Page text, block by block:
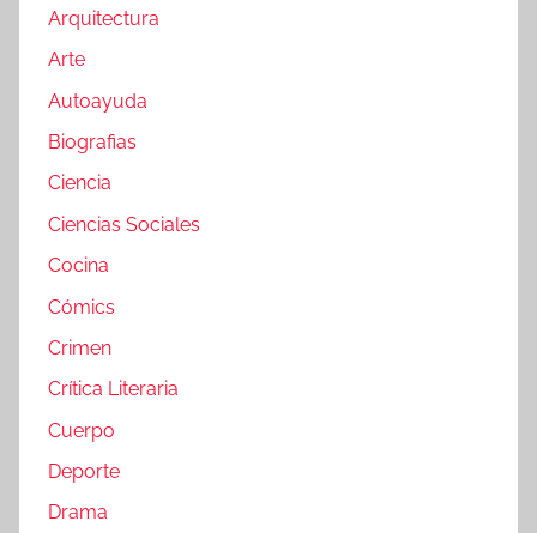
Arquitectura
Arte
Autoayuda
Biografias
Ciencia
Ciencias Sociales
Cocina
Cómics
Crimen
Crítica Literaria
Cuerpo
Deporte
Drama